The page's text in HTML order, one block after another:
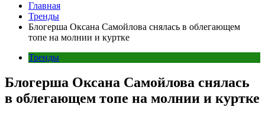
Главная
Тренды
Блогерша Оксана Самойлова снялась в облегающем
топе на молнии и куртке
Тренды
Блогерша Оксана Самойлова снялась
в облегающем топе на молнии и куртке